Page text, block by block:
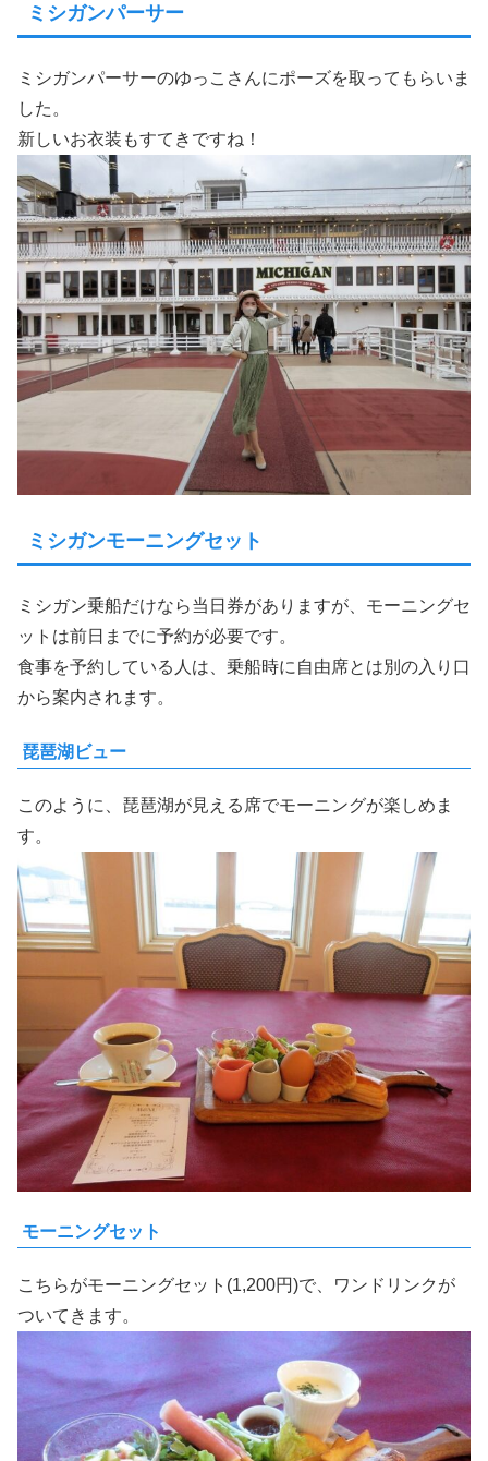
ミシガンパーサー
ミシガンパーサーのゆっこさんにポーズを取ってもらいま
した。
新しいお衣装もすてきですね！
ミシガンモーニングセット
ミシガン乗船だけなら当日券がありますが、モーニングセ
ットは前日までに予約が必要です。
食事を予約している人は、乗船時に自由席とは別の入り口
から案内されます。
琵琶湖ビュー
このように、琵琶湖が見える席でモーニングが楽しめま
す。
モーニングセット
こちらがモーニングセット(1,200円)で、ワンドリンクが
ついてきます。